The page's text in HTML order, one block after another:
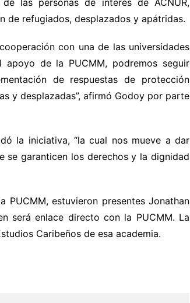
de refugiados, desplazados y apátridas.
con una de las universidades
apoyo de la PUCMM, podremos seguir
de respuestas de protección
y desplazadas”, afirmó Godoy por parte
la iniciativa, “la cual nos mueve a dar
se garanticen los derechos y la dignidad
PUCMM, estuvieron presentes Jonathan
será enlace directo con la PUCMM. La
Caribeños de esa academia.